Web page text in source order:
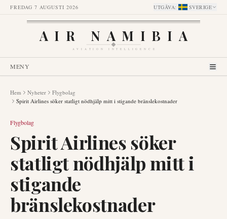
FREDAG 7 AUGUSTI 2026 UTGÅVA: SVERIGE
AIR NAMIBIA
AVIATION INTELLIGENCE
MENY
Hem Nyheter
Flygbolag
Spirit Airlines söker statligt nödhjälp mitt i stigande bränslekostnader
Flygbolag
Spirit Airlines söker
statligt nödhjälp mitt i
stigande
bränslekostnader